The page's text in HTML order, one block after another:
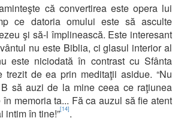
că convertirea este opera lui
ce datoria omului este să asculte
şi să-l împlinească. Este interesant
nu este Biblia, ci glasul interior al
este niciodată în contrast cu Sfânta
trezit de ea prin meditaţii asidue. “Nu
să auzi de la mine ceea ce raţiunea
memoria ta... Fă ca auzul să fie atent
intim în tine!”[14].